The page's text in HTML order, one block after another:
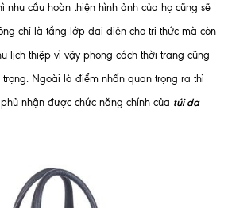
cầu hoàn thiện hình ảnh của họ cũng sẽ
chỉ là tầng lớp đại diện cho tri thức mà còn
lịch thiệp vì vậy phong cách thời trang cũng
Ngoài là điểm nhấn quan trọng ra thì
nhận được chức năng chính của túi da